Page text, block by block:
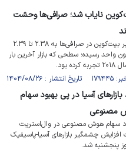
نایاب شد؛ صرافی‌ها وحشت
ذخایر بیت‌کوین در صرافی‌ها به ۲.۳۸ تا ۲.۳۹
واحد رسیده؛ سطحی که بازار آخرین بار
بود.
: ۱۴۰۴/۰۸/۲۶
آسیا در پی بهبود سهام
مصنوعی
سهام هوش مصنوعی در وال‌استریت
افزایش چشمگیر بازار‌های آسیا-پاسیفیک
پنجشنبه شد.